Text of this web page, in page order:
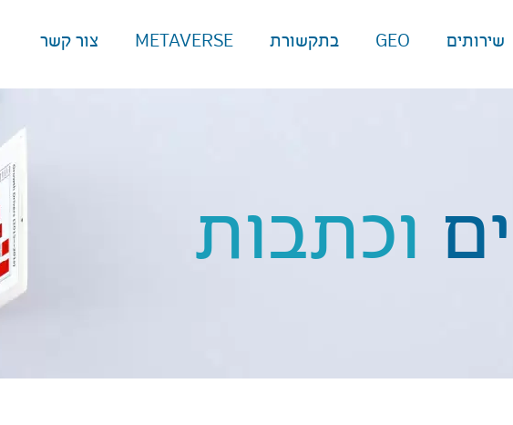
שירותים GEO בתקשורת METAVERSE צור קשר
וכתבות